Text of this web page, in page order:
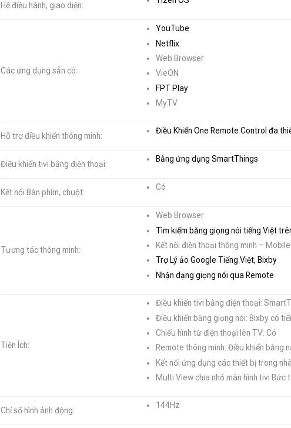
Hệ điều hành, giao diện:
Các ứng dụng sẵn có:
YouTube
Netflix
Web Browser
VieON
FPT Play
MyTV
Hỗ trợ điều khiển thông minh:
Điều Khiển One Remote Control đa
Điều khiển tivi bằng điện thoại:
Bằng ứng dụng SmartThings
Kết nối Bàn phím, chuột:
Có
Tương tác thông minh:
Web Browser
Tìm kiếm bằng giọng nói tiếng Việt
Kết nối điện thoại thông minh –
Trợ Lý ảo Google Tiếng Việt, Bixby
Nhận dạng giọng nói qua Remote
Tiện Ích:
Điều khiển tivi bằng điện thoại:
Điều khiển bằng giọng nói: Bixby có
Chiếu hình từ điện thoại lên TV: Có
Remote thông minh: Điều khiển bằng
Kết nối ứng dụng các thiết bị trong
Multi View chia nhỏ màn hình tivi
Chỉ số hình ảnh động:
144Hz